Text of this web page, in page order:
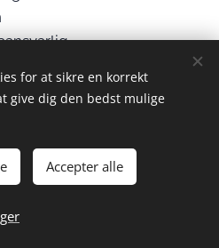
men
for at sikre en korrekt
give dig den bedst mulige
Accepter alle